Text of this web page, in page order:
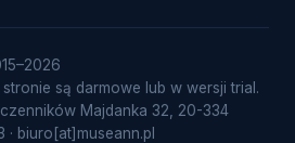
są darmowe lub w wersji trial.
Majdanka 32, 20-334
· biuro[at]museann.pl